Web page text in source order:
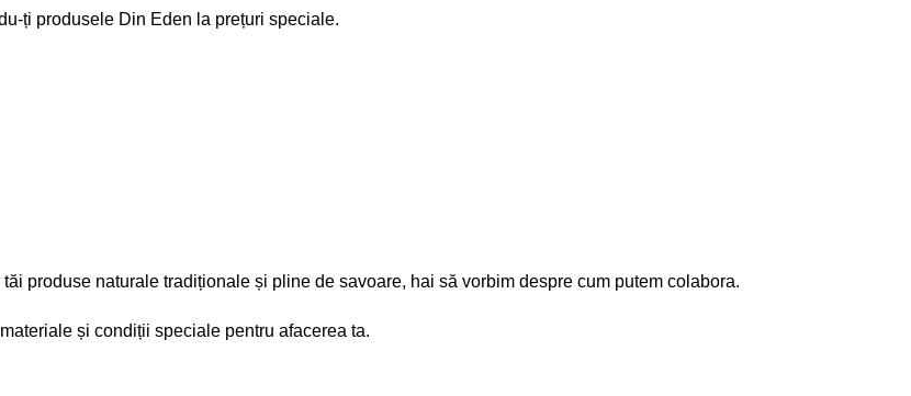
ți produsele Din Eden la prețuri speciale.
produse naturale tradiționale și pline de savoare, hai să vorbim despre cum putem colabora.
și condiții speciale pentru afacerea ta.